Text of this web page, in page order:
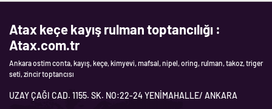
Atax keçe kayış rulman toptancılığı :
Atax.com.tr
Ankara ostim conta, kayış, keçe, kimyevi, mafsal, nipel, oring, rulman, takoz, triger
seti, zincir toptancısı
UZAY ÇAĞI CAD. 1155. SK. NO:22-24 YENİMAHALLE/ ANKARA